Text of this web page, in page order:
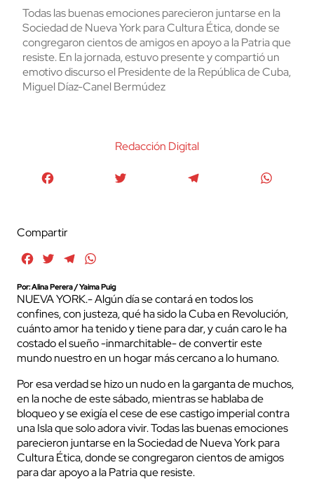
Todas las buenas emociones parecieron juntarse en la
Sociedad de Nueva York para Cultura Ética, donde se
congregaron cientos de amigos en apoyo a la Patria que
resiste. En la jornada, estuvo presente y compartió un
emotivo discurso el Presidente de la República de Cuba,
Miguel Díaz-Canel Bermúdez
Redacción Digital
Compartir
FacebookTwitterTelegram
Por: Alina Perera / Yaima Puig
NUEVA YORK.- Algún día se contará en todos los
confines, con justeza, qué ha sido la Cuba en Revolución,
cuánto amor ha tenido y tiene para dar, y cuán caro le ha
costado el sueño -inmarchitable- de convertir este
mundo nuestro en un hogar más cercano a lo humano.
Por esa verdad se hizo un nudo en la garganta de muchos,
en la noche de este sábado, mientras se hablaba de
bloqueo y se exigía el cese de ese castigo imperial contra
una Isla que solo adora vivir. Todas las buenas emociones
parecieron juntarse en la Sociedad de Nueva York para
Cultura Ética, donde se congregaron cientos de amigos
para dar apoyo a la Patria que resiste.